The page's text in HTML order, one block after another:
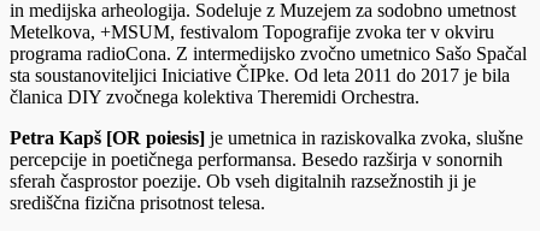
in medijska arheologija. Sodeluje z Muzejem za sodobno umetnost
Metelkova, +MSUM, festivalom Topografije zvoka ter v okviru
programa radioCona. Z intermedijsko zvočno umetnico Sašo Spačal
sta soustanoviteljici Iniciative ČIPke. Od leta 2011 do 2017 je bila
članica DIY zvočnega kolektiva Theremidi Orchestra.
Petra Kapš [OR poiesis] je umetnica in raziskovalka zvoka, slušne
percepcije in poetičnega performansa. Besedo razširja v sonornih
sferah časprostor poezije. Ob vseh digitalnih razsežnostih ji je
središčna fizična prisotnost telesa.